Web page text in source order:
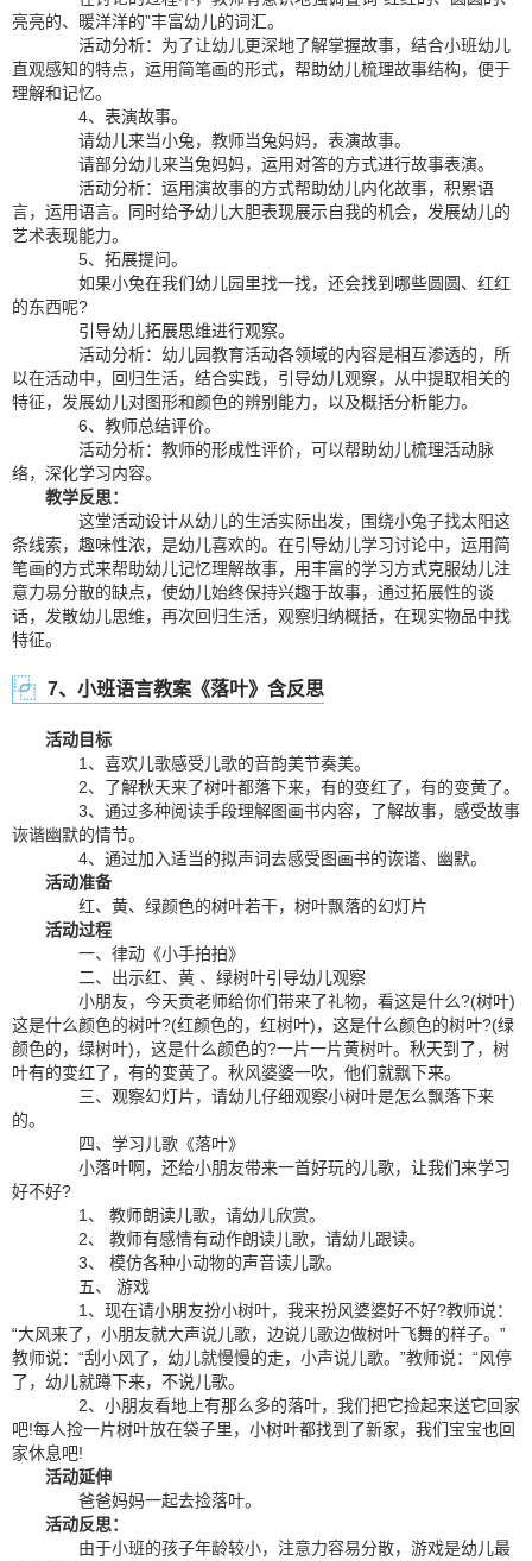
亮亮的、暖洋洋的”丰富幼儿的词汇。
活动分析：为了让幼儿更深地了解掌握故事，结合小班幼儿
直观感知的特点，运用简笔画的形式，帮助幼儿梳理故事结构，便于
理解和记忆。
4、表演故事。
请幼儿来当小兔，教师当兔妈妈，表演故事。
请部分幼儿来当兔妈妈，运用对答的方式进行故事表演。
活动分析：运用演故事的方式帮助幼儿内化故事，积累语
言，运用语言。同时给予幼儿大胆表现展示自我的机会，发展幼儿的
艺术表现能力。
5、拓展提问。
如果小兔在我们幼儿园里找一找，还会找到哪些圆圆、红红
的东西呢?
引导幼儿拓展思维进行观察。
活动分析：幼儿园教育活动各领域的内容是相互渗透的，所
以在活动中，回归生活，结合实践，引导幼儿观察，从中提取相关的
特征，发展幼儿对图形和颜色的辨别能力，以及概括分析能力。
6、教师总结评价。
活动分析：教师的形成性评价，可以帮助幼儿梳理活动脉
络，深化学习内容。
教学反思：
这堂活动设计从幼儿的生活实际出发，围绕小兔子找太阳这
条线索，趣味性浓，是幼儿喜欢的。在引导幼儿学习讨论中，运用简
笔画的方式来帮助幼儿记忆理解故事，用丰富的学习方式克服幼儿注
意力易分散的缺点，使幼儿始终保持兴趣于故事，通过拓展性的谈
话，发散幼儿思维，再次回归生活，观察归纳概括，在现实物品中找
特征。
7、小班语言教案《落叶》含反思
活动目标
1、喜欢儿歌感受儿歌的音韵美节奏美。
2、了解秋天来了树叶都落下来，有的变红了，有的变黄了。
3、通过多种阅读手段理解图画书内容，了解故事，感受故事
诙谐幽默的情节。
4、通过加入适当的拟声词去感受图画书的诙谐、幽默。
活动准备
红、黄、绿颜色的树叶若干，树叶飘落的幻灯片
活动过程
一、律动《小手拍拍》
二、出示红、黄 、绿树叶引导幼儿观察
小朋友，今天贡老师给你们带来了礼物，看这是什么?(树叶)
这是什么颜色的树叶?(红颜色的，红树叶)，这是什么颜色的树叶?(绿
颜色的，绿树叶)，这是什么颜色的?一片一片黄树叶。秋天到了，树
叶有的变红了，有的变黄了。秋风婆婆一吹，他们就飘下来。
三、观察幻灯片，请幼儿仔细观察小树叶是怎么飘落下来
的。
四、学习儿歌《落叶》
小落叶啊，还给小朋友带来一首好玩的儿歌，让我们来学习
好不好?
1、 教师朗读儿歌，请幼儿欣赏。
2、 教师有感情有动作朗读儿歌，请幼儿跟读。
3、 模仿各种小动物的声音读儿歌。
五、 游戏
1、现在请小朋友扮小树叶，我来扮风婆婆好不好?教师说：
“大风来了，小朋友就大声说儿歌，边说儿歌边做树叶飞舞的样子。”
教师说：“刮小风了，幼儿就慢慢的走，小声说儿歌。”教师说：“风停
了，幼儿就蹲下来，不说儿歌。
2、小朋友看地上有那么多的落叶，我们把它捡起来送它回家
吧!每人捡一片树叶放在袋子里，小树叶都找到了新家，我们宝宝也回
家休息吧!
活动延伸
爸爸妈妈一起去捡落叶。
活动反思：
由于小班的孩子年龄较小，注意力容易分散，游戏是幼儿最